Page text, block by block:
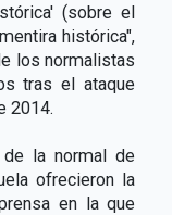
(sobre el
histórica",
los normalistas
tras el ataque
2014.
la normal de
ofrecieron la
en la que